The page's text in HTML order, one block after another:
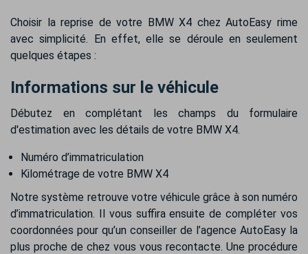
Choisir la reprise de votre BMW X4 chez AutoEasy rime
avec simplicité. En effet, elle se déroule en seulement
quelques étapes :
Informations sur le véhicule
Débutez en complétant les champs du formulaire
d'estimation avec les détails de votre BMW X4.
Numéro d’immatriculation
Kilométrage de votre BMW X4
Notre système retrouve votre véhicule grâce à son numéro
d’immatriculation. Il vous suffira ensuite de compléter vos
coordonnées pour qu’un conseiller de l’agence AutoEasy la
plus proche de chez vous vous recontacte. Une procédure